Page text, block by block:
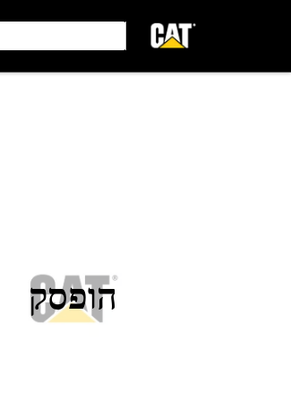
הופסק